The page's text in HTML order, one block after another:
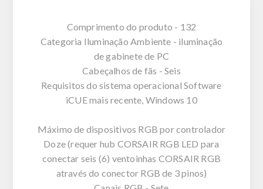
Comprimento do produto - 132
Categoria Iluminação Ambiente - iluminação
de gabinete de PC
Cabeçalhos de fãs - Seis
Requisitos do sistema operacional Software
iCUE mais recente, Windows 10
Máximo de dispositivos RGB por controlador
Doze (requer hub CORSAIR RGB LED para
conectar seis (6) ventoinhas CORSAIR RGB
através do conector RGB de 3 pinos)